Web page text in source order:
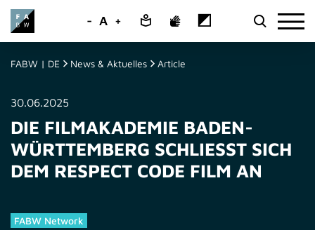
- A +
FABW | DE News & Aktuelles Article
30.06.2025
DIE FILMAKADEMIE BADEN-
WÜRTTEMBERG SCHLIESST SICH D
EM RESPECT CODE FILM AN
FABW Network